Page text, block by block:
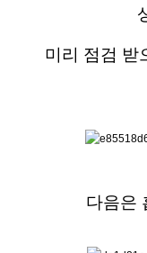
미리 점검 받
다음은